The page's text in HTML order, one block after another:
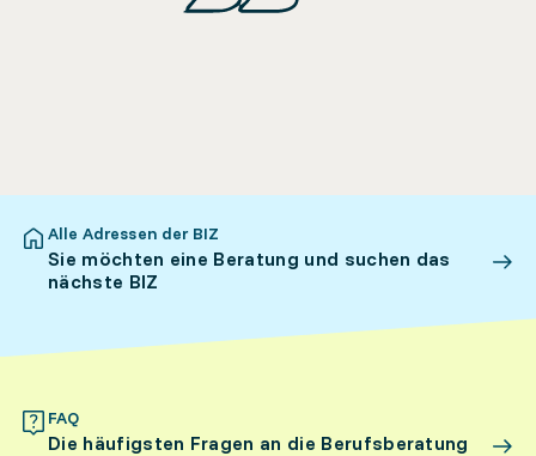
Alle Adressen der BIZ
Sie möchten eine Beratung und suchen das
nächste BIZ
FAQ
Die häufigsten Fragen an die Berufsberatung